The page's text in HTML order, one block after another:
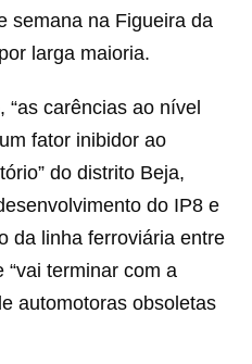
semana na Figueira da
larga maioria.
carências ao nível
fator inibidor ao
do distrito Beja,
do IP8 e
da linha ferroviária entre
“vai terminar com a
automotoras obsoletas